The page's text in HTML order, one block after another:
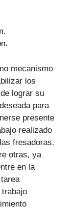
mecanismo
los
lograr su
para
presente
realizado
fresadoras,
otras, ya
en la